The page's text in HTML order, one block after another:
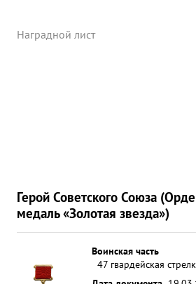
Наградной лист
Герой Советского Союза
медаль «Золотая звезда»)
Воинская часть
47 гвардейская